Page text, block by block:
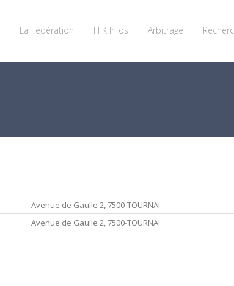
La Fédération FFK Infos Arbitrage
Avenue de Gaulle 2, 7500-TOURNAI
Avenue de Gaulle 2, 7500-TOURNAI